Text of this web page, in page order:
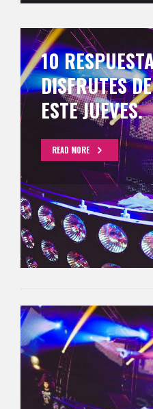
10
DISFRUTES
ESTE JUEVES.
READ MORE